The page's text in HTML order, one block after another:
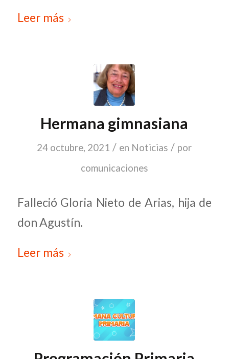
Leer más
Hermana gimnasiana
24 octubre, 2021 / en Noticias / por
comunicaciones
Falleció Gloria Nieto de Arias, hija de
don Agustín.
Leer más